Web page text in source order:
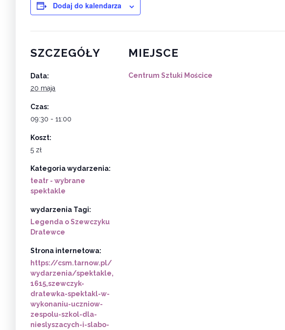
Dodaj do kalendarza
SZCZEGÓŁY
Data:
20 maja
Czas:
09:30 - 11:00
Koszt:
5 zł
Kategoria wydarzenia:
teatr - wybrane
spektakle
wydarzenia Tagi:
Legenda o Szewczyku
Dratewce
Strona internetowa:
https://csm.tarnow.pl/
wydarzenia/spektakle,
1615,szewczyk-
dratewka-spektakl-w-
wykonaniu-uczniow-
zespolu-szkol-dla-
nieslyszacych-i-slabo-
MIEJSCE
Centrum Sztuki Mościce